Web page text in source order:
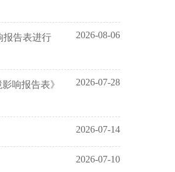
报告表进行
2026-08-06
响报告表》
2026-07-28
2026-07-14
2026-07-10